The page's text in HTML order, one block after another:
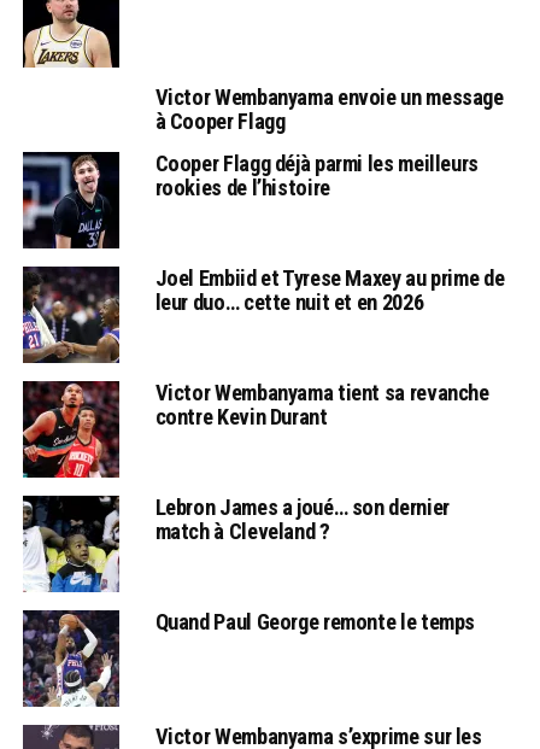
Victor Wembanyama envoie un message
à Cooper Flagg
Cooper Flagg déjà parmi les meilleurs
rookies de l’histoire
Joel Embiid et Tyrese Maxey au prime de
leur duo… cette nuit et en 2026
Victor Wembanyama tient sa revanche
contre Kevin Durant
Lebron James a joué… son dernier
match à Cleveland ?
Quand Paul George remonte le temps
Victor Wembanyama s’exprime sur les